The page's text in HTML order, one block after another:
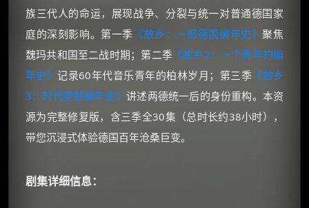
族三代人的命运，展现战争、分裂与统一对普通德国家
庭的深刻影响。第一季 《故乡：一部德国编年史》聚焦
魏玛共和国至二战时期；第二季《故乡2：一个青年的编
年史》记录60年代音乐青年的柏林岁月；第三季 《故乡
3：时代更替编年史》讲述两德统一后的身份重构。本资
源为完整修复版，含三季全30集（总时长约38小时），
带您沉浸式体验德国百年沧桑巨变。
剧集详细信息：